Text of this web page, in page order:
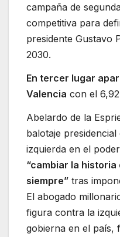
campaña de
competitiva para
presidente Gustavo
2030.
En tercer lugar
Valencia con el
Abelardo de la
balotaje
izquierda en el
“cambiar la historia
siempre” tras
El abogado
figura contra la
gobierna en el país,